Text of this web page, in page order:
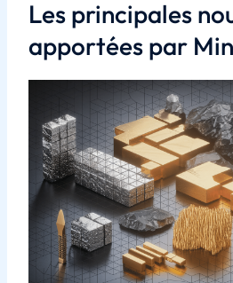
Les principales
apportées par